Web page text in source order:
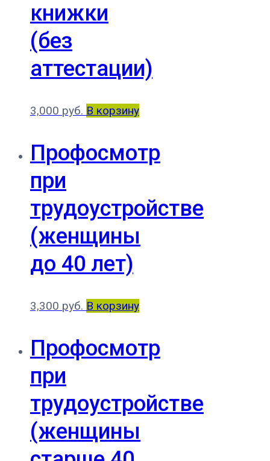
книжки
(без
аттестации)
3,000 руб. В корзину
Профосмотр
при
трудоустройстве
(женщины
до 40 лет)
3,300 руб. В корзину
Профосмотр
при
трудоустройстве
(женщины